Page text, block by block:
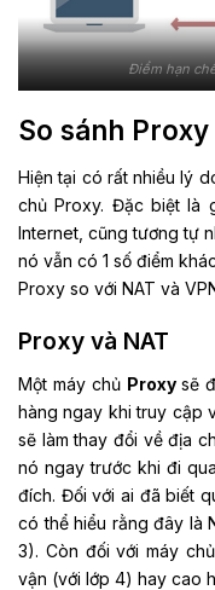
Điểm hạn
So sánh
Hiện tại có rất nhiều lý
chủ Proxy. Đặc biệt là
Internet, cũng tương tự
nó vẫn có 1 số điểm
Proxy so với NAT và
Proxy và NAT
Một máy chủ Proxy sẽ
hàng ngay khi truy cập
sẽ làm thay đổi về địa
nó ngay trước khi đi
đích. Đối với ai đã biết
có thể hiểu rằng đây là
3). Còn đối với máy
vận (với lớp 4) hay cao